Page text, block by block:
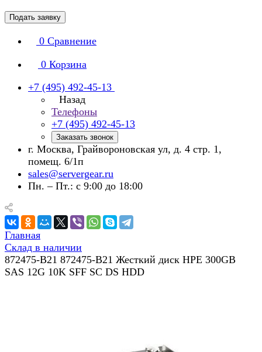
Подать заявку
0 Сравнение
0 Корзина
+7 (495) 492-45-13
Назад
Телефоны
+7 (495) 492-45-13
Заказать звонок
г. Москва, Грайвороновская ул, д. 4 стр. 1,
помещ. 6/1п
sales@servergear.ru
Пн. – Пт.: с 9:00 до 18:00
Главная
Склад в наличии
872475-B21 872475-B21 Жесткий диск HPE 300GB
SAS 12G 10K SFF SC DS HDD